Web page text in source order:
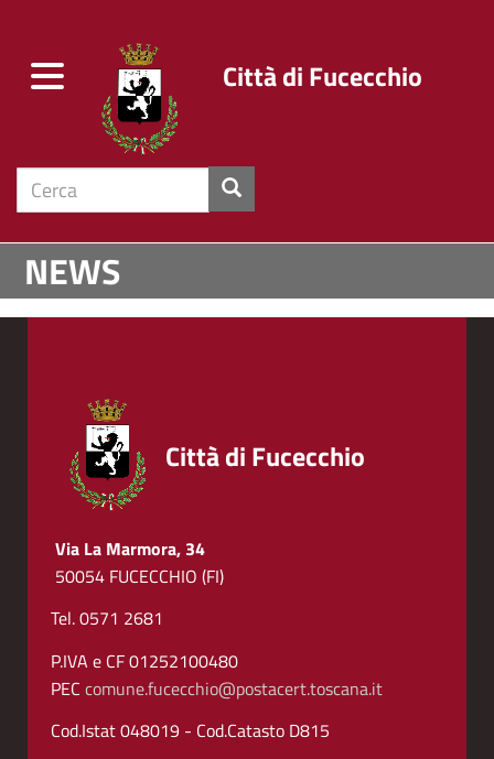
Salta
contenuto
NEWS
Toggle
navigation
Città di Fucecchio
cerca
Città di Fucecchio
Via La Marmora, 34
50054 FUCECCHIO (FI)
Tel. 0571 2681
P.IVA e CF 01252100480
PEC comune.fucecchio@postacert.toscana.it
Cod.Istat 048019 - Cod.Catasto D815